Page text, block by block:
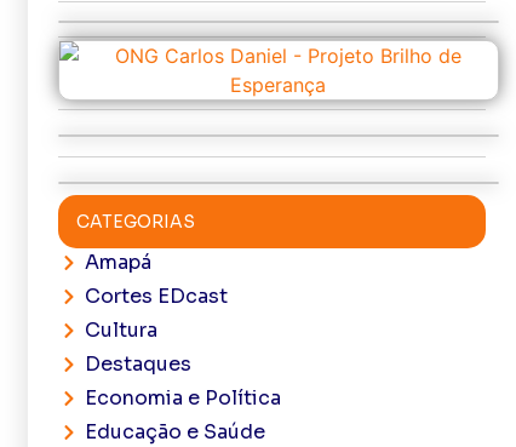
CATEGORIAS
Amapá
Cortes EDcast
Cultura
Destaques
Economia e Política
Educação e Saúde